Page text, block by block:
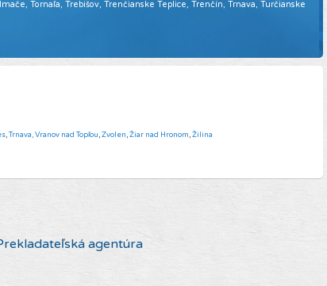
Tornaľa, Trebišov, Trenčianske Teplice, Trenčín, Trnava, Turčianske
,Trnava,Vranov nad Topľou,Zvolen,Žiar nad Hronom,Žilina
agentúra